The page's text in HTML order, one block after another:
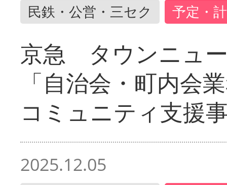
民鉄・公営・三セク 予定・
京急 タウンニュ
「自治会・町内会
コミュニティ支援
2025.12.05